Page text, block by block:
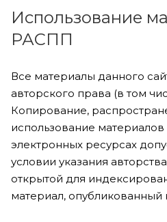
Использование
РАСПП
Все материалы данного
авторского права (в том
Копирование,
использование
электронных ресурсах
условии указания
открытой для
материал, опубликованный